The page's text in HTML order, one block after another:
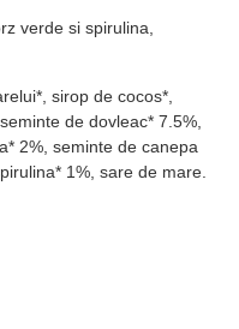
verde si spirulina,
sirop de cocos*,
de dovleac* 7.5%,
2%, seminte de canepa
1%, sare de mare.